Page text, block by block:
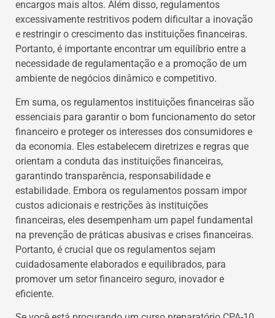
encargos mais altos. Além disso, regulamentos
excessivamente restritivos podem dificultar a inovação
e restringir o crescimento das instituições financeiras.
Portanto, é importante encontrar um equilíbrio entre a
necessidade de regulamentação e a promoção de um
ambiente de negócios dinâmico e competitivo.
Em suma, os regulamentos instituições financeiras são
essenciais para garantir o bom funcionamento do setor
financeiro e proteger os interesses dos consumidores e
da economia. Eles estabelecem diretrizes e regras que
orientam a conduta das instituições financeiras,
garantindo transparência, responsabilidade e
estabilidade. Embora os regulamentos possam impor
custos adicionais e restrições às instituições
financeiras, eles desempenham um papel fundamental
na prevenção de práticas abusivas e crises financeiras.
Portanto, é crucial que os regulamentos sejam
cuidadosamente elaborados e equilibrados, para
promover um setor financeiro seguro, inovador e
eficiente.